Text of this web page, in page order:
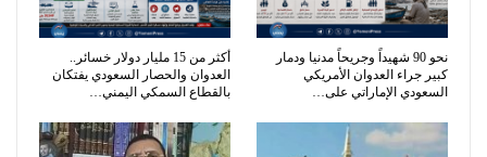
نحو 90 شهيداً وجريحاً مدنيا ودمار
كبير جراء العدوان الأمريكي
السعودي الإماراتي على…
أكثر من 15 مليار دولار خسائر..
العدوان والحصار السعودي يفتكان
بالقطاع السمكي اليمني…